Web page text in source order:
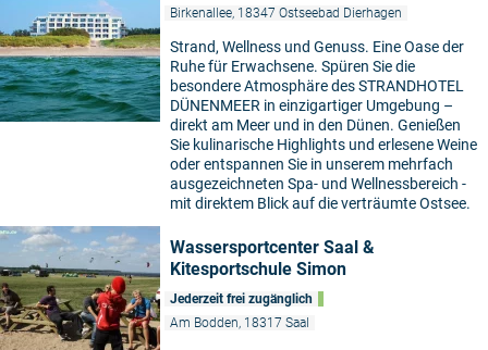
Birkenallee, 18347 Ostseebad Dierhagen
Strand, Wellness und Genuss. Eine Oase der
Ruhe für Erwachsene. Spüren Sie die
besondere Atmosphäre des STRANDHOTEL
DÜNENMEER in einzigartiger Umgebung –
direkt am Meer und in den Dünen. Genießen
Sie kulinarische Highlights und erlesene Weine
oder entspannen Sie in unserem mehrfach
ausgezeichneten Spa- und Wellnessbereich -
mit direktem Blick auf die verträumte Ostsee.
Wassersportcenter Saal &
Kitesportschule Simon
Jederzeit frei zugänglich
Am Bodden, 18317 Saal